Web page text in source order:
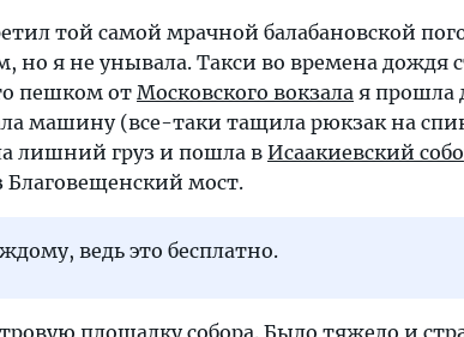
той самой мрачной балабановской
но я не унывала. Такси во времена дождя
пешком от Московского вокзала я прошла
машину (все-таки тащила рюкзак на
лишний груз и пошла в Исаакиевский
мост.
ведь это бесплатно.
площадку собора. Было тяжело и